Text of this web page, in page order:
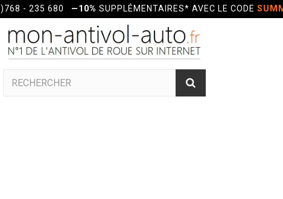
- 235 680 —10% SUPPLÉMENTAIRES* AVEC LE CODE